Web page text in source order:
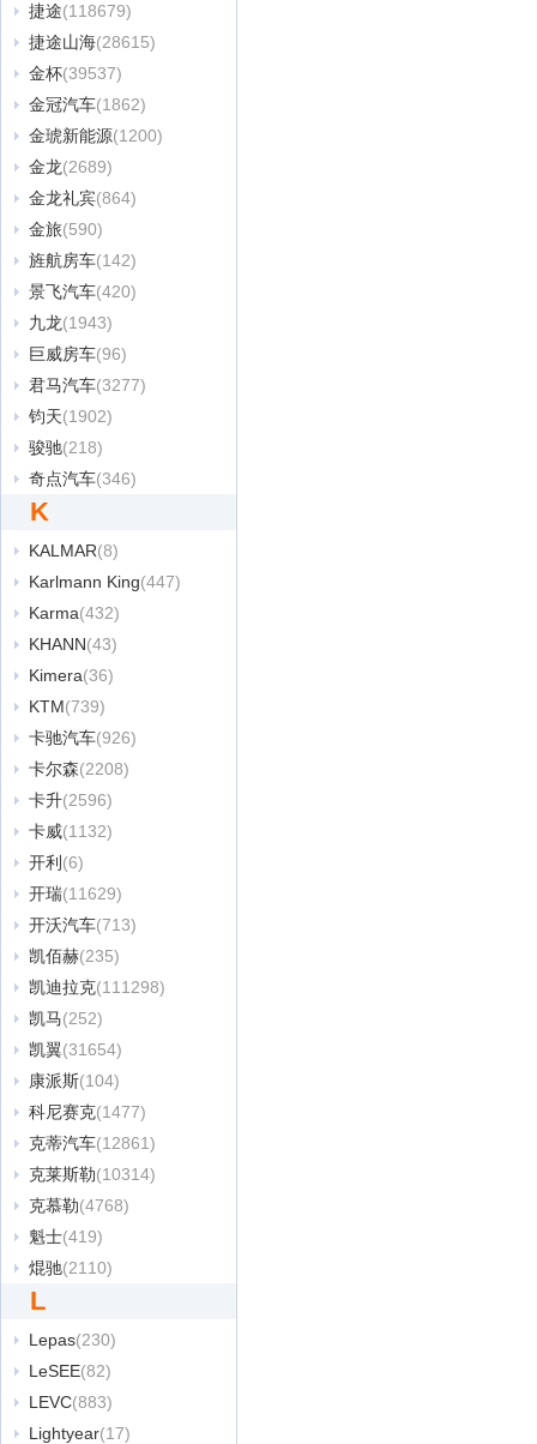
捷途(118679)
捷途山海(28615)
金杯(39537)
金冠汽车(1862)
金琥新能源(1200)
金龙(2689)
金龙礼宾(864)
金旅(590)
旌航房车(142)
景飞汽车(420)
九龙(1943)
巨威房车(96)
君马汽车(3277)
钧天(1902)
骏驰(218)
奇点汽车(346)
K
KALMAR(8)
Karlmann King(447)
Karma(432)
KHANN(43)
Kimera(36)
KTM(739)
卡驰汽车(926)
卡尔森(2208)
卡升(2596)
卡威(1132)
开利 (6)
开瑞(11629)
开沃汽车(713)
凯佰赫(235)
凯迪拉克(111298)
凯马(252)
凯翼(31654)
康派斯(104)
科尼赛克(1477)
克蒂汽车(12861)
克莱斯勒(10314)
克慕勒(4768)
魁士(419)
焜驰(2110)
L
Lepas(230)
LeSEE(82)
LEVC(883)
Lightyear(17)